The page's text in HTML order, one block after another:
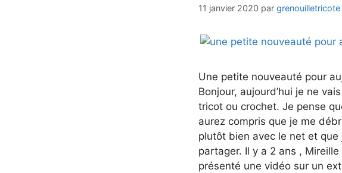
11 janvier 2020 par grenouilletricote
Une petite nouveauté pour
Bonjour, aujourd’hui je ne
tricot ou crochet. Je pense
aurez compris que je me
plutôt bien avec le net et que
partager. Il y a 2 ans ,
présenté une vidéo sur un